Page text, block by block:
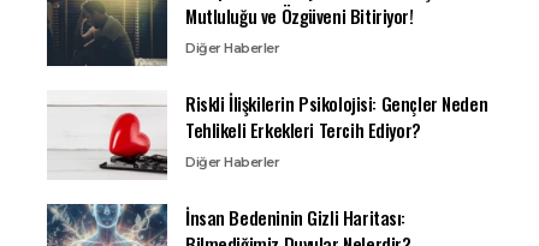
Mutluluğu ve Özgüveni Bitiriyor!
Diğer Haberler
Riskli İlişkilerin Psikolojisi: Gençler Neden
Tehlikeli Erkekleri Tercih Ediyor?
Diğer Haberler
İnsan Bedeninin Gizli Haritası: